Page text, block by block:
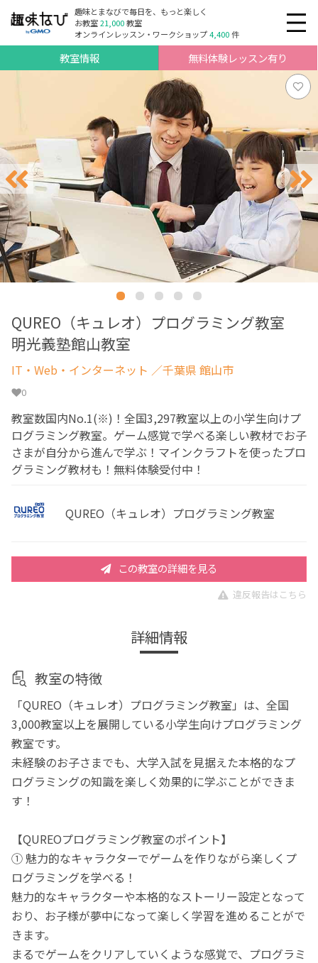
趣味とまなびで毎日を、もっと楽しく
お教室21,000教室
オンラインレッスン・ワークショップ4,400件
教室情報 無料体験レッスン有り
QUREO（キュレオ）プログラミング教室
明光義塾館山教室
IT・Web・インターネット ／千葉県 館山市
0
教室数国内No.1(※)！全国3,297教室以上の小学生向けプ
ログラミング教室。ゲーム感覚で学べる楽しい教材でお子
さまが自分から進んで学ぶ！マインクラフトを使ったプロ
グラミング教材も！無料体験受付中！
QUREO（キュレオ）プログラミング教室
この教室の詳細を見る
違反報告はこちら
詳細情報
教室の特徴
「QUREO（キュレオ）プログラミング教室」は、全国
3,000教室以上を展開している小学生向けプログラミング
教室です。
未経験のお子さまでも、大学入試を見据えた本格的なプ
ログラミングの知識を楽しく効果的に学ぶことができま
す！
【QUREOプログラミング教室のポイント】
① 魅力的なキャラクターでゲームを作りながら楽しくプ
ログラミングを学べる！
魅力的なキャラクターや本格的なストーリー設定となって
おり、お子様が夢中になって楽しく学習を進めることがで
きます。
まるでゲームをクリアしていくような感覚で、プログラミ